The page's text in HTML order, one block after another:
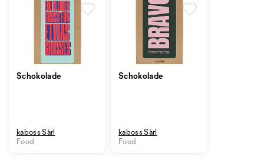
Schokolade
kaboss Sàrl
Food
Schokolade
kaboss Sàrl
Food